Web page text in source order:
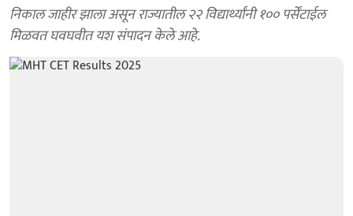
निकाल जाहीर झाला असून राज्यातील २२ विद्यार्थ्यांनी १०० पर्सेंटाईल
मिळवत घवघवीत यश संपादन केले आहे.